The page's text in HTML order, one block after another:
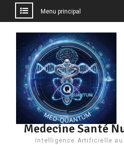
contenu
Menu principal
Medecine Santé
Intelligence Artificielle au